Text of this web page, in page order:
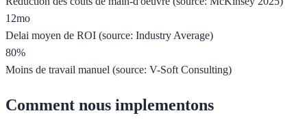
12mo
Delai moyen de ROI (source: Industry Average)
80%
Moins de travail manuel (source: V-Soft Consulting)
Comment nous implementons